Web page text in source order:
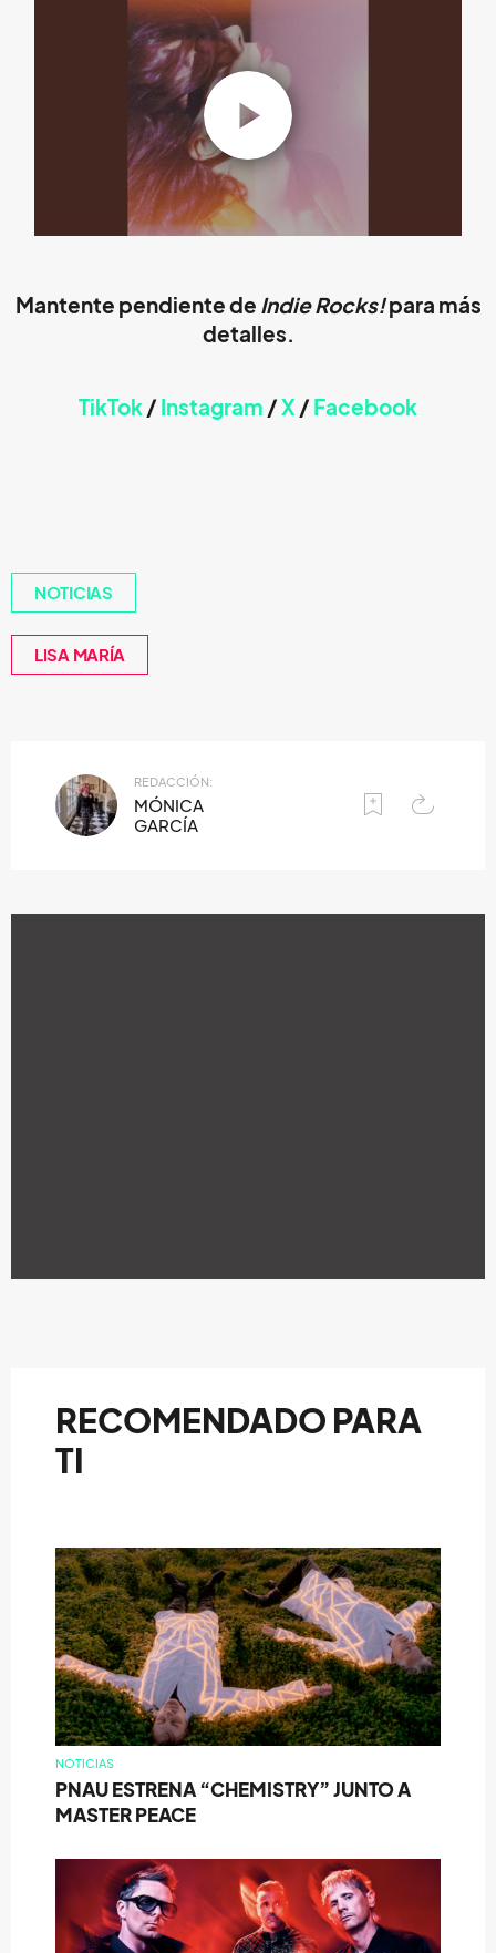
Mantente pendiente de Indie Rocks!para más
detalles.
TikTok/Instagram /X /Facebook
NOTICIAS
LISA MARÍA
REDACCIÓN:
MÓNICA
GARCÍA
RECOMENDADO PARA
TI
NOTICIAS
PNAU ESTRENA “CHEMISTRY” JUNTO A
MASTER PEACE